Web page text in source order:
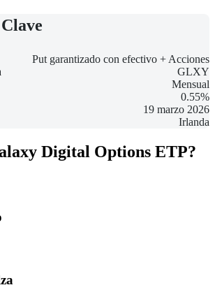
Put garantizado con efectivo + Acciones
GLXY
Mensual
0.55%
19 marzo 2026
Irlanda
Digital Options ETP?